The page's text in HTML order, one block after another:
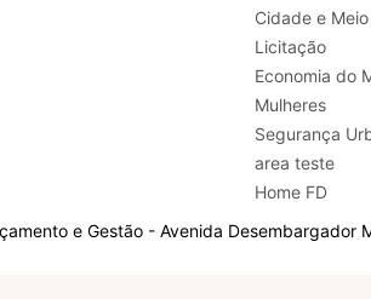
Cidade e
Licitação
Economia do
Mulheres
Segurança
area teste
Home FD
e Gestão - Avenida Desembargador